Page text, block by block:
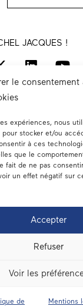
le consentement
expériences, nous
stocker et/ou
à ces
que le
fait de ne pas
un effet négatif sur
Accepter
Refuser
Voir les
de Mentions
JACQUES !
Votre député
Dans les médias
En circonscription
A l’assemblée
Contact